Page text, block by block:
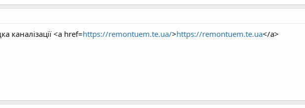
каналізації <a href=https://remontuem.te.ua/>https://remontuem.te.ua</a>